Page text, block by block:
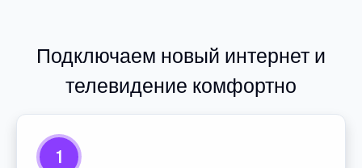
Подключаем новый интернет и
телевидение комфортно
1